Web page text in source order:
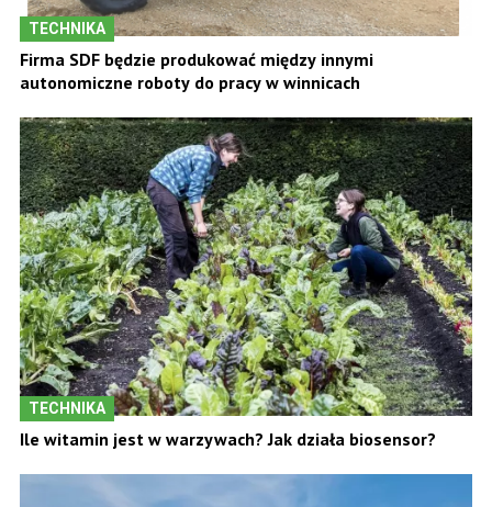
TECHNIKA
Firma SDF będzie produkować między innymi
autonomiczne roboty do pracy w winnicach
TECHNIKA
Ile witamin jest w warzywach? Jak działa biosensor?